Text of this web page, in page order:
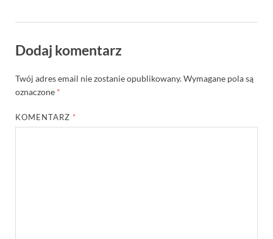
Dodaj komentarz
Twój adres email nie zostanie opublikowany.Wymagane pola są
oznaczone *
KOMENTARZ *